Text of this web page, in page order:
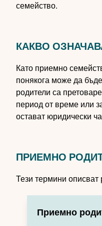
семейство.
КАКВО
Като приемно
понякога може да
родители са
период от време или
остават юридически
ПРИЕМНО
Тези термини
Приемно